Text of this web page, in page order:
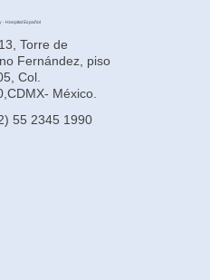
- Hospital Español
Torre de
Fernández, piso
Col.
México.
55 2345 1990